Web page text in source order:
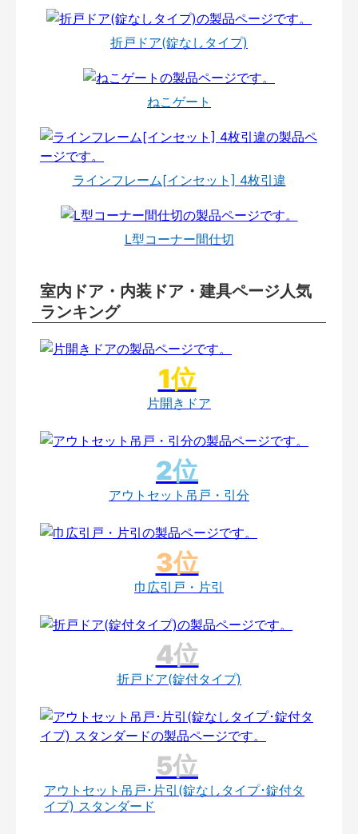
折戸ドア(錠なしタイプ)
ねこゲート
ラインフレーム[インセット] 4枚引違
L型コーナー間仕切
室内ドア・内装ドア・建具ページ人気
ランキング
片開きドア
アウトセット吊戸・引分
巾広引戸・片引
折戸ドア(錠付タイプ)
アウトセット吊戸･片引(錠なしタイプ･錠付タ
イプ) スタンダード